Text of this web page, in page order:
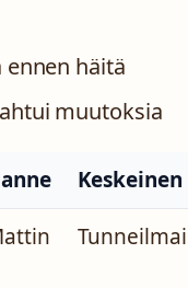
ennen häitä
muutoksia